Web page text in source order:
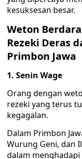
kesuksesan besar.
Weton
Rezeki Deras
Primbon Jawa
1. Senin Wage
Orang dengan
rezeki yang terus
kegagalan.
Dalam Primbon
Wurung Geni, dan
dalam